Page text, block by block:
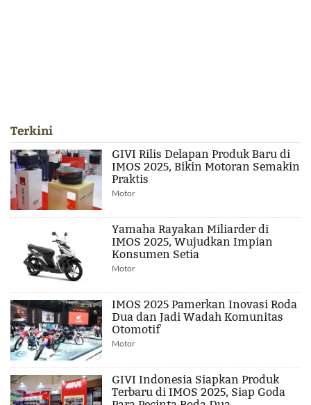
Terkini
GIVI Rilis Delapan Produk Baru di
IMOS 2025, Bikin Motoran Semakin
Praktis
Motor
Yamaha Rayakan Miliarder di
IMOS 2025, Wujudkan Impian
Konsumen Setia
Motor
IMOS 2025 Pamerkan Inovasi Roda
Dua dan Jadi Wadah Komunitas
Otomotif
Motor
GIVI Indonesia Siapkan Produk
Terbaru di IMOS 2025, Siap Goda